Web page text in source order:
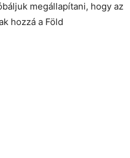
megállapítani, hogy az
hozzá a Föld